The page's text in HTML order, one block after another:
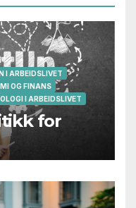
I ARBEIDSLIVET
OG FINANS
I ARBEIDSLIVET
for
svikter